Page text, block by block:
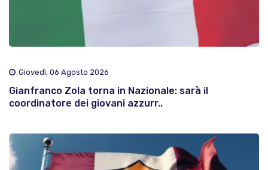
Giovedì, 06 Agosto 2026
Gianfranco Zola torna in Nazionale: sarà il
coordinatore dei giovani azzurr..